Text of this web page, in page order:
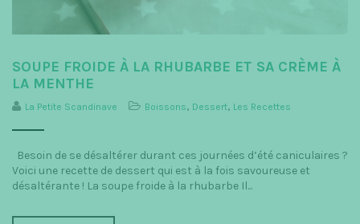
SOUPE FROIDE À LA RHUBARBE ET SA CRÈME À
LA MENTHE
La Petite Scandinave Boissons, Dessert, Les Recettes
Besoin de se désaltérer durant ces journées d’été caniculaires ?
Voici une recette de dessert qui est à la fois savoureuse et
désaltérante ! La soupe froide à la rhubarbe Il...